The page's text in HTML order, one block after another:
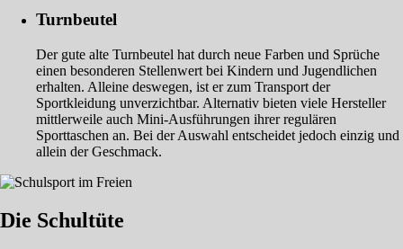
Turnbeutel
Der gute alte Turnbeutel hat durch neue Farben und Sprüche
einen besonderen Stellenwert bei Kindern und Jugendlichen
erhalten. Alleine deswegen, ist er zum Transport der
Sportkleidung unverzichtbar. Alternativ bieten viele Hersteller
mittlerweile auch Mini-Ausführungen ihrer regulären
Sporttaschen an. Bei der Auswahl entscheidet jedoch einzig und
allein der Geschmack.
Die Schultüte